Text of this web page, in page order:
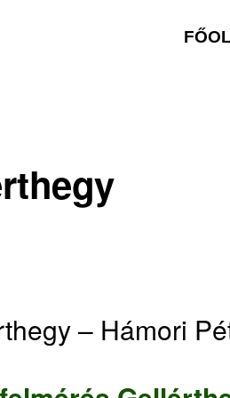
– Hámori